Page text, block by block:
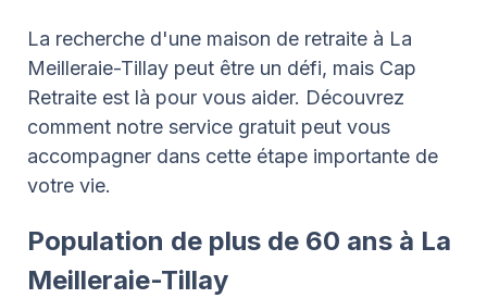
La recherche d'une maison de retraite à La
Meilleraie-Tillay peut être un défi, mais Cap
Retraite est là pour vous aider. Découvrez
comment notre service gratuit peut vous
accompagner dans cette étape importante de
votre vie.
Population de plus de 60 ans à La
Meilleraie-Tillay